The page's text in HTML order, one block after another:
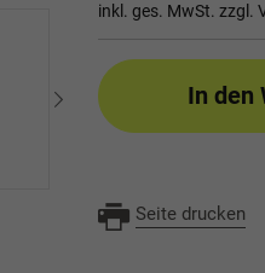
inkl. ges. MwSt. zzgl.
In den
Seite drucken